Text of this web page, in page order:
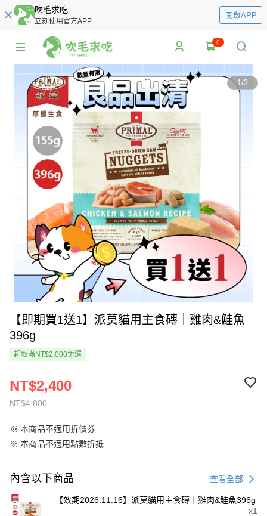
吹毛求吃
立刻使用官方APP
開啟APP
0
1/2
【即期買1送1】派莫貓用主食磚｜雞肉&鮭魚
396g
超取滿NT$2,000免運
NT$4,800
NT$2,400
※ 本商品不適用折價券
※ 本商品不適用點數折抵
內含以下商品 查看全部
【效期2026.11.16】派莫貓用主食磚｜雞肉&鮭魚396g
x1